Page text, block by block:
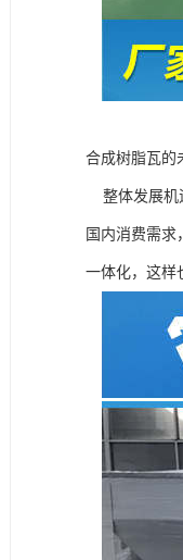
合成树脂瓦的
整体发展机
国内消费需
一体化，这样